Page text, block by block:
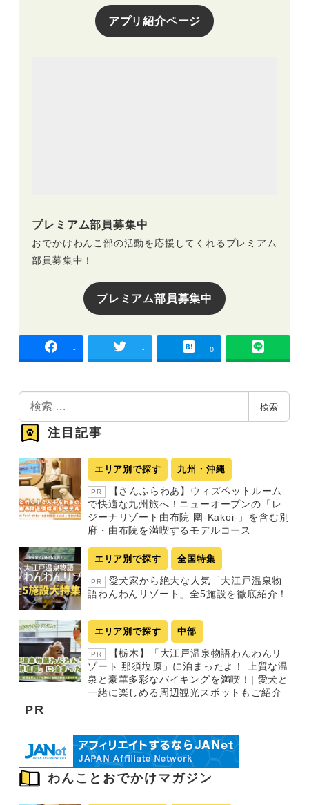
アプリ紹介ページ
プレミアム部員募集中
おでかけわんこ部の活動を応援してくれるプレミアム
部員募集中！
プレミアム部員募集中
- - 0
索
検索
注目記事
エリア別で探す 九州・沖縄
PR
【さんふらわあ】ウィズペットルーム
で快適な九州旅へ！ニューオープンの「レ
ジーナリゾート由布院 圍-Kakoi-」を含む別
府・由布院を満喫するモデルコース
エリア別で探す 全国特集
PR
愛犬家から絶大な人気「大江戸温泉物
語わんわんリゾート」全5施設を徹底紹介！
エリア別で探す 中部
PR
【栃木】「大江戸温泉物語わんわんリ
ゾート 那須塩原」に泊まったよ！ 上質な温
泉と豪華多彩なバイキングを満喫！| 愛犬と
一緒に楽しめる周辺観光スポットもご紹介
PR
わんことおでかけマガジン